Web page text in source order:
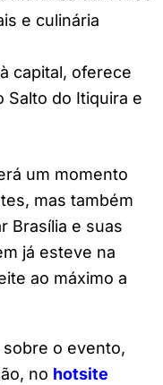
e culinária
capital, oferece
Salto do Itiquira e
um momento
mas também
Brasília e suas
já esteve na
ao máximo a
o evento,
no hotsite